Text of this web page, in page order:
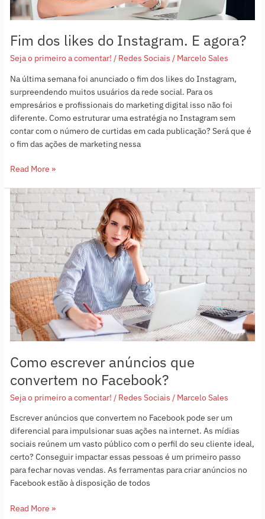
Fim dos likes do Instagram. E agora?
Seja o primeiro a comentar! / Redes Sociais / Marcelo Sales
Na última semana foi anunciado o fim dos likes do Instagram,
surpreendendo muitos usuários da rede social. Para os
empresários e profissionais do marketing digital isso não foi
diferente. Como estruturar uma estratégia no Instagram sem
contar com o número de curtidas em cada publicação? Será que é
o fim das ações de marketing nessa
Read More »
Como escrever anúncios que
convertem no Facebook?
Seja o primeiro a comentar! / Redes Sociais / Marcelo Sales
Escrever anúncios que convertem no Facebook pode ser um
diferencial para impulsionar suas ações na internet. As mídias
sociais reúnem um vasto público com o perfil do seu cliente ideal,
certo? Conseguir impactar essas pessoas é um primeiro passo
para fechar novas vendas. As ferramentas para criar anúncios no
Facebook estão à disposição de todos
Como
escrever
anúncios
que
convertem
no
Facebook?
Read More »